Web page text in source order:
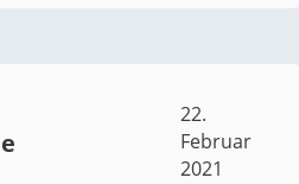
22.
Februar
2021